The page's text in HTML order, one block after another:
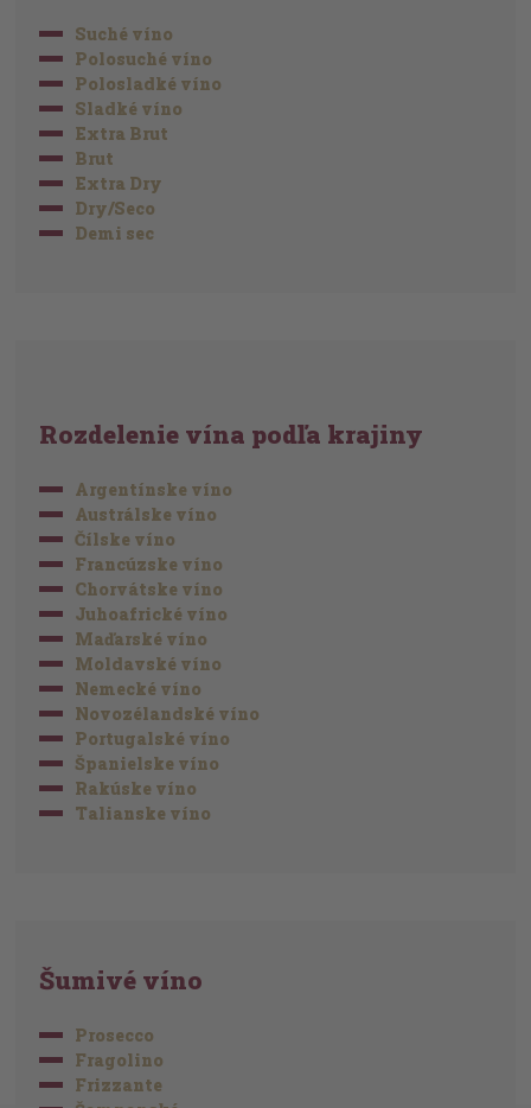
Suché víno
Polosuché víno
Polosladké víno
Sladké víno
Extra Brut
Brut
Extra Dry
Dry/Seco
Demi sec
Rozdelenie vína podľa krajiny
Argentínske víno
Austrálske víno
Čílske víno
Francúzske víno
Chorvátske víno
Juhoafrické víno
Maďarské víno
Moldavské víno
Nemecké víno
Novozélandské víno
Portugalské víno
Španielske víno
Rakúske víno
Talianske víno
Šumivé víno
Prosecco
Fragolino
Frizzante